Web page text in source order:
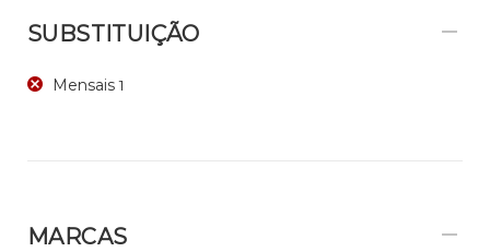
SUBSTITUIÇÃO
Mensais 1
MARCAS